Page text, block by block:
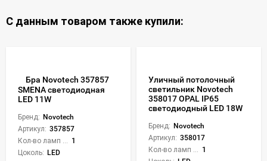
С данным товаром также купили:
Бра Novotech 357857
SMENA светодиодная
LED 11W
Бренд: Novotech
Артикул: 357857
1
Цоколь: LED
Уличный потолочный
светильник Novotech
358017 OPAL IP65
светодиодный LED 18W
Бренд: Novotech
Артикул: 358017
Кол-во ламп или LED: 1